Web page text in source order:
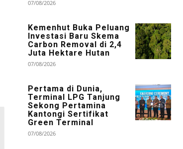
07/08/2026
Kemenhut Buka Peluang
Investasi Baru Skema
Carbon Removal di 2,4
Juta Hektare Hutan
07/08/2026
Pertama di Dunia,
Terminal LPG Tanjung
Sekong Pertamina
Kantongi Sertifikat
Green Terminal
07/08/2026